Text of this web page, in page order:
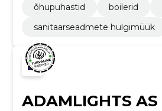
õhupuhastid
boilerid
sanitaarseadmete hulgimüük
ADAMLIGHTS AS